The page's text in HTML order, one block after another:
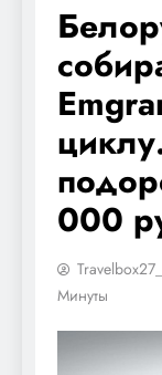
000
Travelbox27_
Минуты